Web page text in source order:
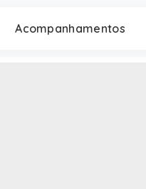
Acompanhamentos